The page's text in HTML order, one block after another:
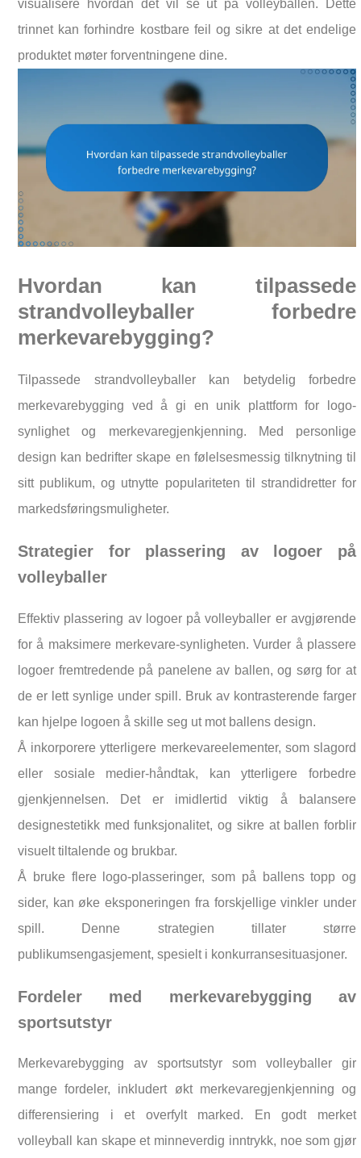
visualisere hvordan det vil se ut på volleyballen. Dette
trinnet kan forhindre kostbare feil og sikre at det endelige
produktet møter forventningene dine.
Hvordan kan tilpassede
strandvolleyballer forbedre
merkevarebygging?
Tilpassede strandvolleyballer kan betydelig forbedre
merkevarebygging ved å gi en unik plattform for logo-
synlighet og merkevaregjenkjenning. Med personlige
design kan bedrifter skape en følelsesmessig tilknytning til
sitt publikum, og utnytte populariteten til strandidretter for
markedsføringsmuligheter.
Strategier for plassering av logoer på
volleyballer
Effektiv plassering av logoer på volleyballer er avgjørende
for å maksimere merkevare-synligheten. Vurder å plassere
logoer fremtredende på panelene av ballen, og sørg for at
de er lett synlige under spill. Bruk av kontrasterende farger
kan hjelpe logoen å skille seg ut mot ballens design.
Å inkorporere ytterligere merkevareelementer, som slagord
eller sosiale medier-håndtak, kan ytterligere forbedre
gjenkjennelsen. Det er imidlertid viktig å balansere
designestetikk med funksjonalitet, og sikre at ballen forblir
visuelt tiltalende og brukbar.
Å bruke flere logo-plasseringer, som på ballens topp og
sider, kan øke eksponeringen fra forskjellige vinkler under
spill. Denne strategien tillater større
publikumsengasjement, spesielt i konkurransesituasjoner.
Fordeler med merkevarebygging av
sportsutstyr
Merkevarebygging av sportsutstyr som volleyballer gir
mange fordeler, inkludert økt merkevaregjenkjenning og
differensiering i et overfylt marked. En godt merket
volleyball kan skape et minneverdig inntrykk, noe som gjør